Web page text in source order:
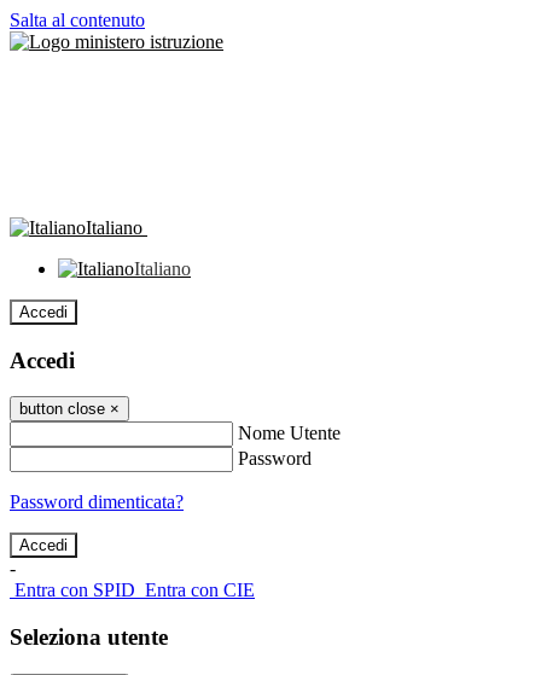
Salta al contenuto
Italiano
Italiano
Accedi
Accedi
button close ×
Nome Utente
Password
Password dimenticata?
-
Entra con SPID Entra con CIE
Seleziona utente